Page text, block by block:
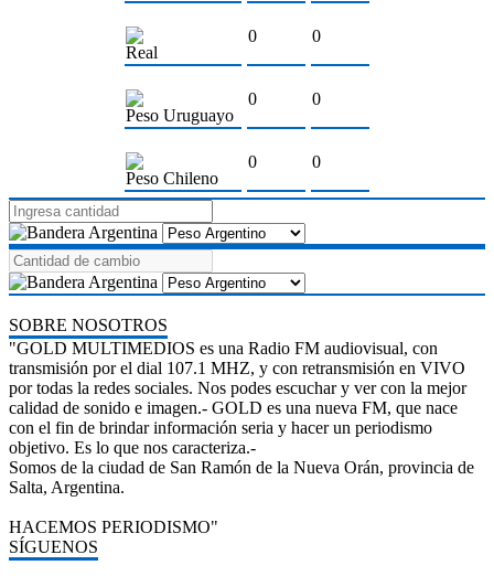
Real
0 0
Peso Uruguayo
0 0
Peso Chileno
0 0
SOBRE NOSOTROS
"GOLD MULTIMEDIOS es una Radio FM audiovisual, con
transmisión por el dial 107.1 MHZ, y con retransmisión en VIVO
por todas la redes sociales. Nos podes escuchar y ver con la mejor
calidad de sonido e imagen.- GOLD es una nueva FM, que nace
con el fin de brindar información seria y hacer un periodismo
objetivo. Es lo que nos caracteriza.-
Somos de la ciudad de San Ramón de la Nueva Orán, provincia de
Salta, Argentina.
HACEMOS PERIODISMO"
SÍGUENOS